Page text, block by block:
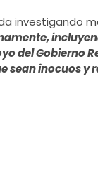
investigando
del Gobierno
sean inocuos y